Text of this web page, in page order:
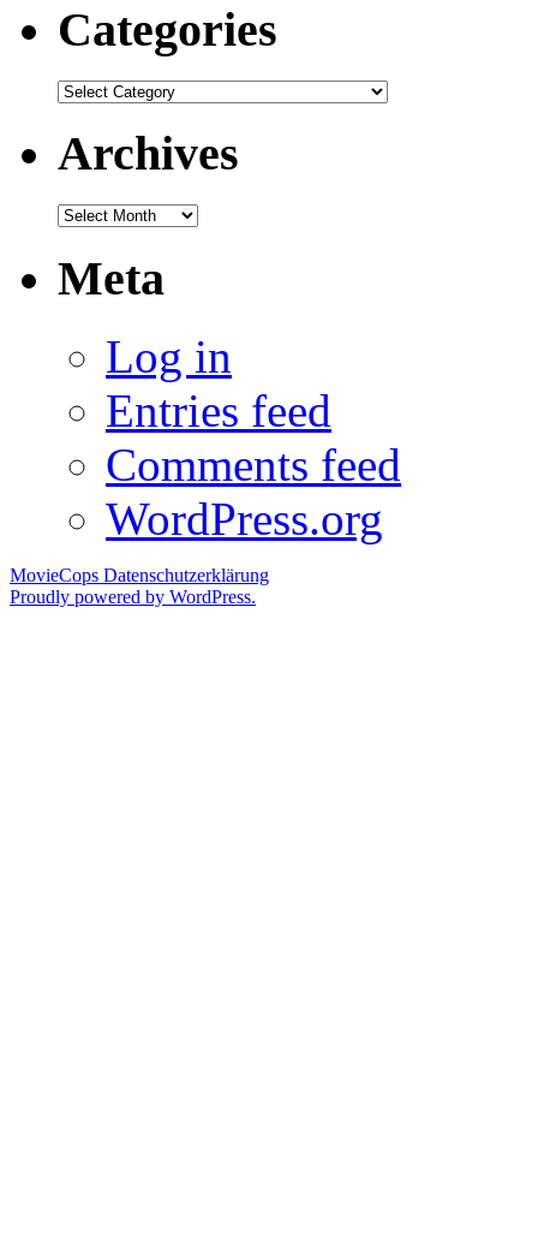
Categories
Categories
Archives
Archives
Meta
Log in
Entries feed
Comments feed
WordPress.org
MovieCops Datenschutzerklärung
Proudly powered by WordPress.